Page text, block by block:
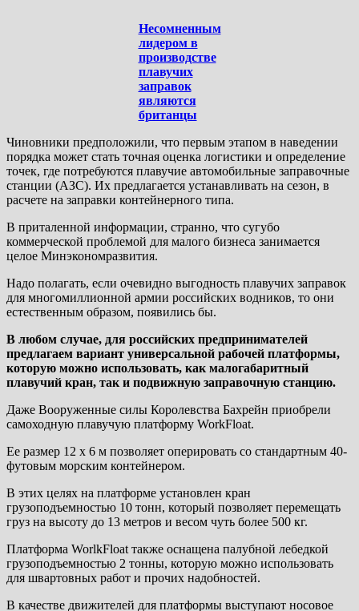
Несомненным
лидером в
производстве
плавучих
заправок
являются
британцы
Чиновники предположили, что первым этапом в наведении
порядка может стать точная оценка логистики и определение
точек, где потребуются плавучие автомобильные заправочные
станции (АЗС). Их предлагается устанавливать на сезон, в
расчете на заправки контейнерного типа.
В приталенной информации, странно, что сугубо
коммерческой проблемой для малого бизнеса занимается
целое Минэкономразвития.
Надо полагать, если очевидно выгодность плавучих заправок
для многомиллионной армии российских водников, то они
естественным образом, появились бы.
В любом случае, для российских предпринимателей
предлагаем вариант универсальной рабочей платформы,
которую можно использовать, как малогабаритный
плавучий кран, так и подвижную заправочную станцию.
Даже Вооруженные силы Королевства Бахрейн приобрели
самоходную плавучую платформу WorkFloat.
Ее размер 12 х 6 м позволяет оперировать со стандартным 40-
футовым морским контейнером.
В этих целях на платформе установлен кран
грузоподъемностью 10 тонн, который позволяет перемещать
груз на высоту до 13 метров и весом чуть более 500 кг.
Платформа WorlkFloat также оснащена палубной лебедкой
грузоподъемностью 2 тонны, которую можно использовать
для швартовных работ и прочих надобностей.
В качестве движителей для платформы выступают носовое